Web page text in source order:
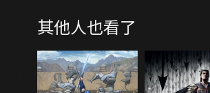
其他人也看了